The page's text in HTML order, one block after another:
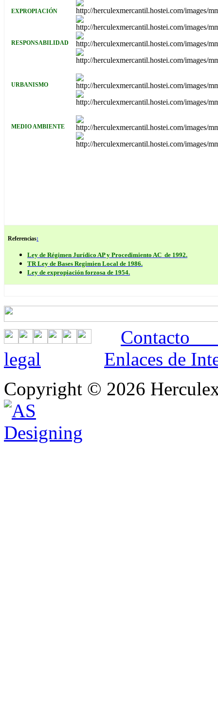
EXPROPIACIÓN
RESPONSABILIDAD
URBANISMO
MEDIO AMBIENTE
Referencias:
Ley de Régimen Jurídico AP y Procedimiento AC de 1992.
TR Ley de Bases Regimien Local de 1986.
Ley de expropiación forzosa de 1954.
legal
Enlaces de
Copyright © 2026